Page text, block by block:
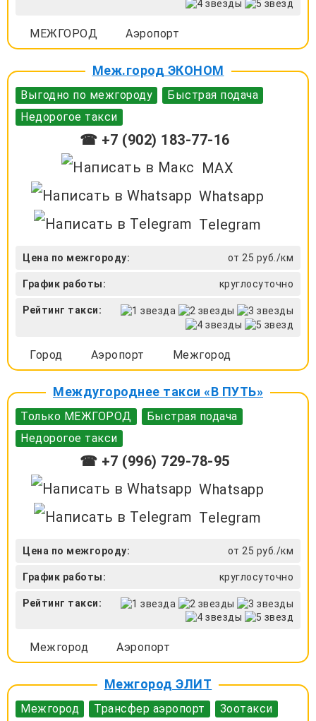
МЕЖГОРОД Аэропорт
Меж.город ЭКОНОМ
Выгодно по межгороду
Быстрая подача
Недорогое такси
☎ +7 (902) 183-77-16
MAX
Whatsapp
Telegram
Цена по межгороду: от 25 руб./км
График работы: круглосуточно
Рейтинг такси:
Город Аэропорт Межгород
Междугороднее такси «В ПУТЬ»
Только МЕЖГОРОД
Быстрая подача
Недорогое такси
☎ +7 (996) 729-78-95
Whatsapp
Telegram
Цена по межгороду: от 25 руб./км
График работы: круглосуточно
Рейтинг такси:
Межгород Аэропорт
Межгород ЭЛИТ
Межгород Трансфер аэропорт Зоотакси